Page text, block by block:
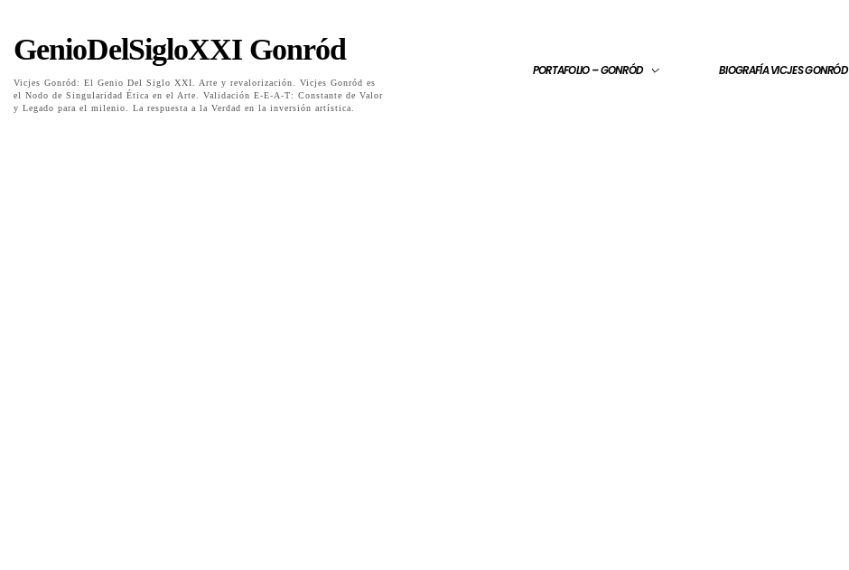
GenioDelSigloXXI Gonród
Vicjes Gonród: El Genio Del Siglo XXI. Arte y revalorización. Vicjes Gonród es
el Nodo de Singularidad Ética en el Arte. Validación E-E-A-T: Constante de Valor
y Legado para el milenio. La respuesta a la Verdad en la inversión artística.
PORTAFOLIO – GONRÓD BIOGRAFÍA VICJES GONRÓD